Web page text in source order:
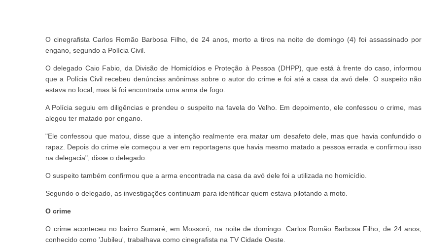
O cinegrafista Carlos Romão Barbosa Filho, de 24 anos, morto a tiros na noite de domingo (4) foi assassinado por
engano, segundo a Polícia Civil.
O delegado Caio Fabio, da Divisão de Homicídios e Proteção à Pessoa (DHPP), que está à frente do caso, informou
que a Polícia Civil recebeu denúncias anônimas sobre o autor do crime e foi até a casa da avó dele. O suspeito não
estava no local, mas lá foi encontrada uma arma de fogo.
A Polícia seguiu em diligências e prendeu o suspeito na favela do Velho. Em depoimento, ele confessou o crime, mas
alegou ter matado por engano.
"Ele confessou que matou, disse que a intenção realmente era matar um desafeto dele, mas que havia confundido o
rapaz. Depois do crime ele começou a ver em reportagens que havia mesmo matado a pessoa errada e confirmou isso
na delegacia", disse o delegado.
O suspeito também confirmou que a arma encontrada na casa da avó dele foi a utilizada no homicídio.
Segundo o delegado, as investigações continuam para identificar quem estava pilotando a moto.
O crime
O crime aconteceu no bairro Sumaré, em Mossoró, na noite de domingo. Carlos Romão Barbosa Filho, de 24 anos,
conhecido como 'Jubileu', trabalhava como cinegrafista na TV Cidade Oeste.